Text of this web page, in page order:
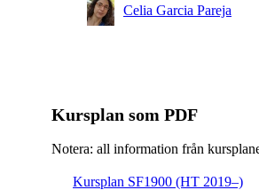
Celia Garcia Pareja
Kursplan som PDF
Notera: all information från
Kursplan SF1900 (HT 2019–)